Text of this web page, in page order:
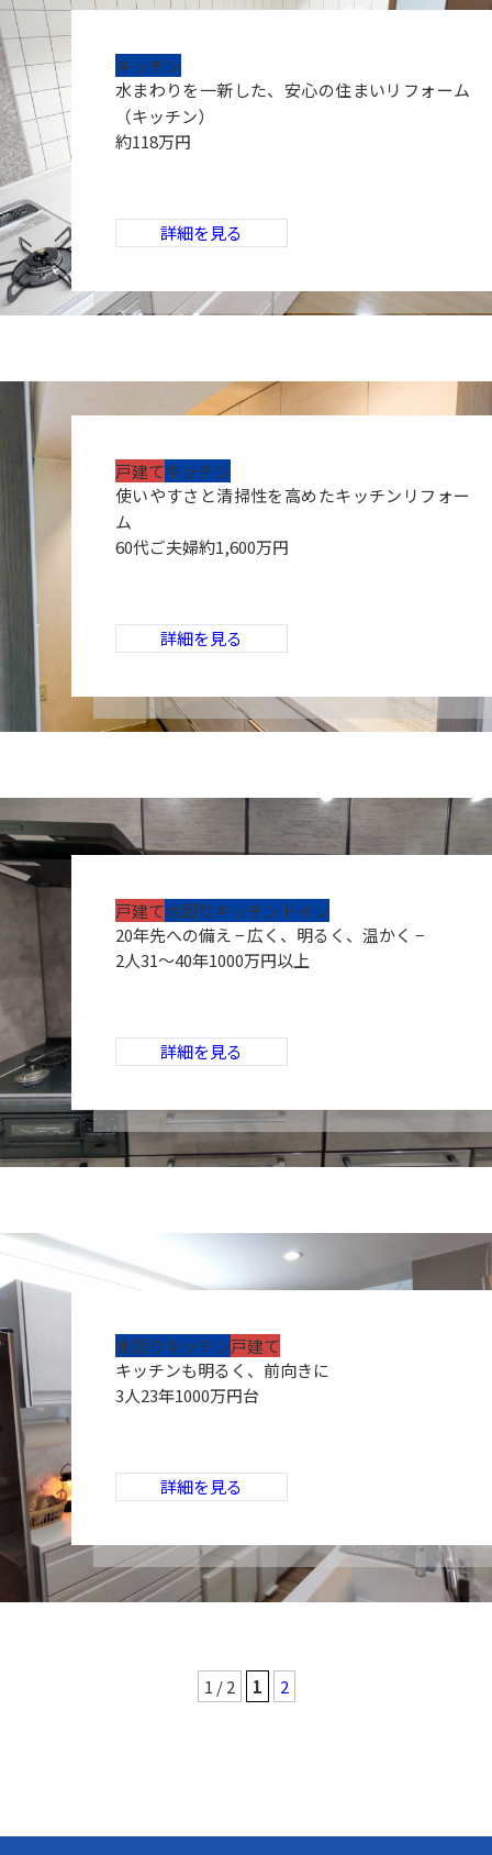
キッチン
水まわりを一新した、安心の住まいリフォーム
（キッチン）
約118万円
詳細を見る
戸建てキッチン
使いやすさと清掃性を高めたキッチンリフォー
ム
60代ご夫婦約1,600万円
詳細を見る
戸建て水回りキッチン トイレ
20年先への備え − 広く、明るく、温かく −
2人31～40年1000万円以上
詳細を見る
水回りキッチン戸建て
キッチンも明るく、前向きに
3人23年1000万円台
詳細を見る
1 / 2 1 2